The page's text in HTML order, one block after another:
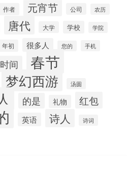
作者 元宵节 公司 农历
唐代 大学 学校 学院
年初 很多人 您的 手机
时间 春节
梦幻西游 汤圆
的是 礼物 红包
英语 诗人 诗词